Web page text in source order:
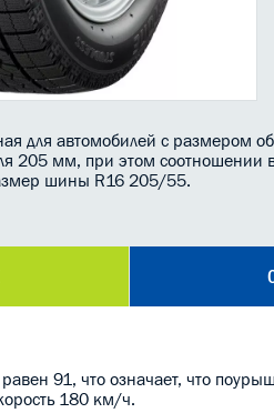
для автомобилей с размером
205 мм, при этом соотношении
шины R16 205/55.
91, что означает, что
180 км/ч.